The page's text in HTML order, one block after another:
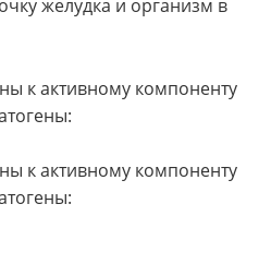
желудка и организм в
к активному компоненту
к активному компоненту